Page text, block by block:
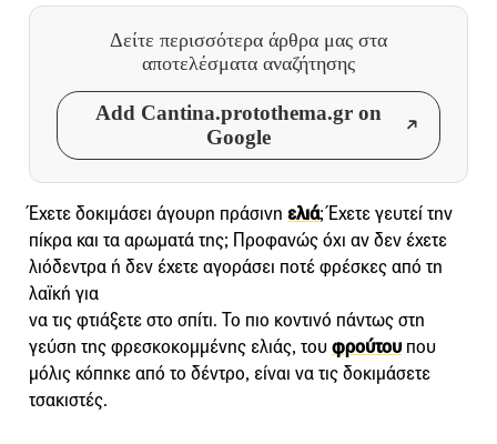
Δείτε περισσότερα άρθρα μας στα
αποτελέσματα αναζήτησης
Add Cantina.protothema.gr on
Google
Έχετε δοκιμάσει άγουρη πράσινη ελιά; Έχετε γευτεί την
πίκρα και τα αρωματά της; Προφανώς όχι αν δεν έχετε
λιόδεντρα ή δεν έχετε αγοράσει ποτέ φρέσκες από τη
λαϊκή για
να τις φτιάξετε στο σπίτι. Το πιο κοντινό πάντως στη
γεύση της φρεσκοκομμένης ελιάς, του φρούτου που
μόλις κόπηκε από το δέντρο, είναι να τις δοκιμάσετε
τσακιστές.